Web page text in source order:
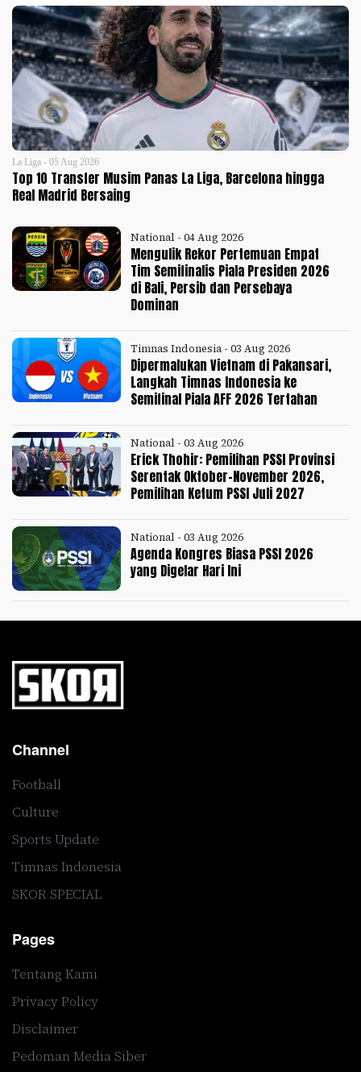
La Liga - 05 Aug 2026
Top 10 Transfer Musim Panas La Liga, Barcelona hingga
Real Madrid Bersaing
National - 04 Aug 2026
Mengulik Rekor Pertemuan Empat
Tim Semifinalis Piala Presiden 2026
di Bali, Persib dan Persebaya
Dominan
Timnas Indonesia - 03 Aug 2026
Dipermalukan Vietnam di Pakansari,
Langkah Timnas Indonesia ke
Semifinal Piala AFF 2026 Tertahan
National - 03 Aug 2026
Erick Thohir: Pemilihan PSSI Provinsi
Serentak Oktober-November 2026,
Pemilihan Ketum PSSI Juli 2027
National - 03 Aug 2026
Agenda Kongres Biasa PSSI 2026
yang Digelar Hari Ini
Channel
Football
Culture
Sports Update
Timnas Indonesia
SKOR SPECIAL
Pages
Tentang Kami
Privacy Policy
Disclaimer
Pedoman Media Siber